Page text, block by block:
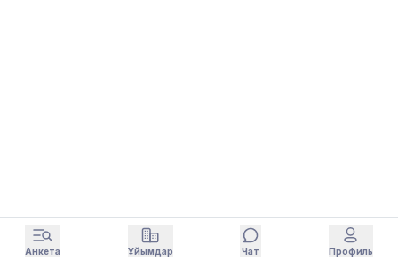
Анкета Ұйымдар Чат Профиль